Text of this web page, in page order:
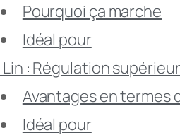
Pourquoi ça marche
Idéal pour
Lin : Régulation
Avantages en termes
Idéal pour